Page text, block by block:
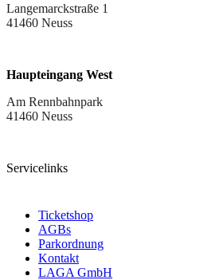
Langemarckstraße 1
41460 Neuss
Haupteingang West
Am Rennbahnpark
41460 Neuss
Servicelinks
Ticketshop
AGBs
Parkordnung
Kontakt
LAGA GmbH